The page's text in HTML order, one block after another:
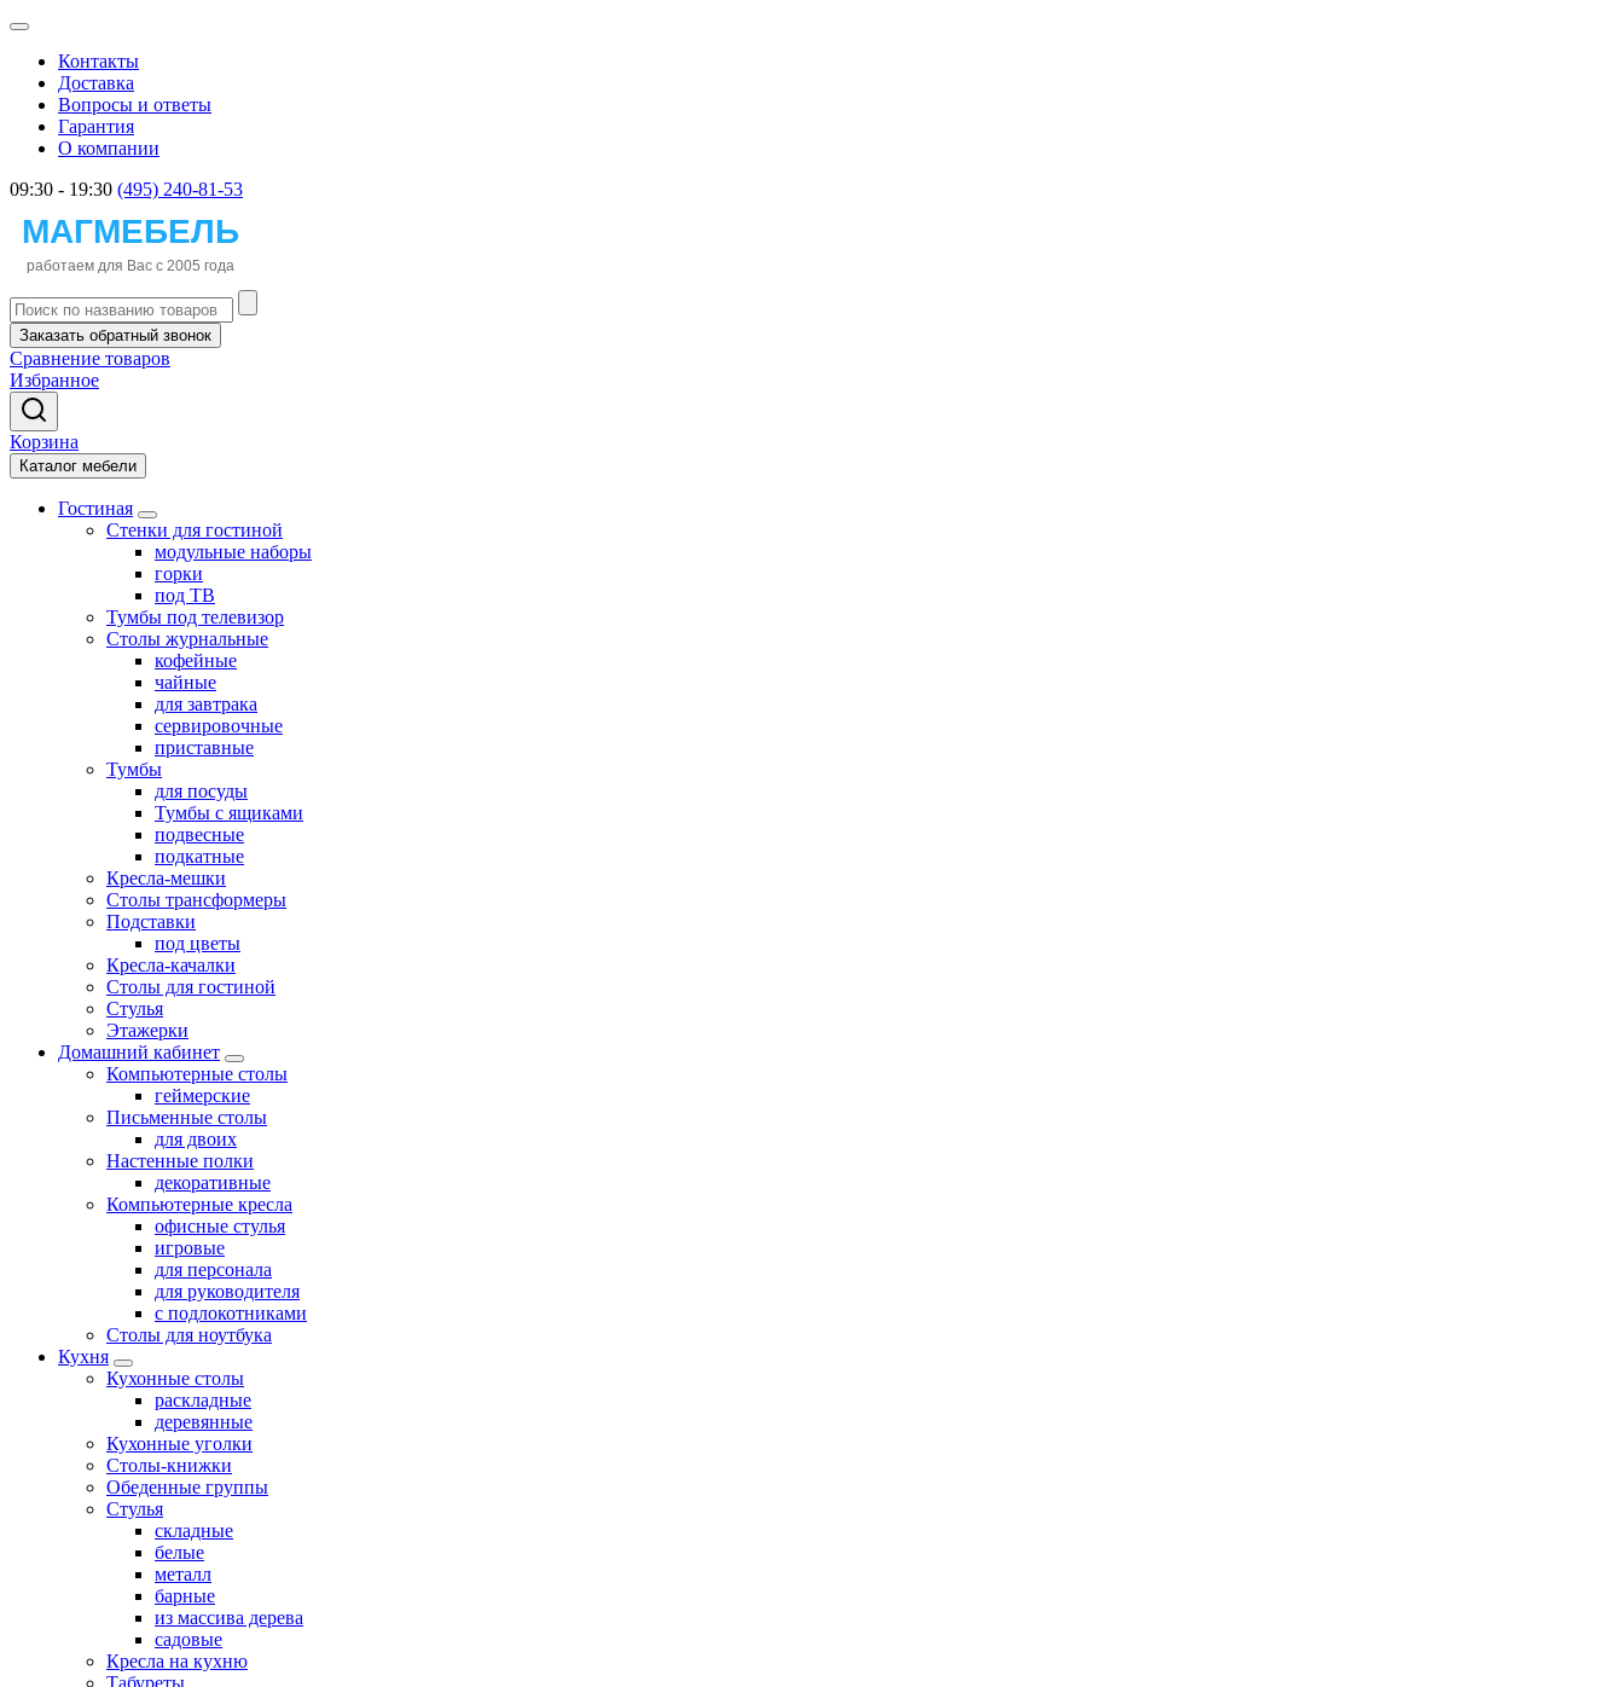
Контакты
Доставка
Вопросы и ответы
Гарантия
О компании
09:30 - 19:30 (495) 240-81-53
Заказать обратный звонок
Сравнение товаров
Избранное
Корзина
Каталог мебели
Гостиная
Стенки для гостиной
модульные наборы
горки
под ТВ
Тумбы под телевизор
Столы журнальные
кофейные
чайные
для завтрака
сервировочные
приставные
Тумбы
для посуды
Тумбы с ящиками
подвесные
подкатные
Кресла-мешки
Столы трансформеры
Подставки
под цветы
Кресла-качалки
Столы для гостиной
Стулья
Этажерки
Домашний кабинет
Компьютерные столы
геймерские
Письменные столы
для двоих
Настенные полки
декоративные
Компьютерные кресла
офисные стулья
игровые
для персонала
для руководителя
с подлокотниками
Столы для ноутбука
Кухня
Кухонные столы
раскладные
деревянные
Кухонные уголки
Столы-книжки
Обеденные группы
Стулья
складные
белые
металл
барные
из массива дерева
садовые
Кресла на кухню
Табуреты